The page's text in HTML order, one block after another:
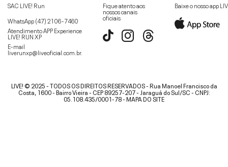
SAC LIVE! Run
WhatsApp(47) 2106-7460
Atendimento APP Experience
LIVE! RUN XP
E-mail
liverunxp@liveoficial.com.br.
Fique atento aos
nossos canais
oficiais
Baixe o nosso app
LIVE! © 2025 - TODOS OS DIREITOS RESERVADOS - Rua Manoel Francisco da
Costa, 1600 - Bairro Vieira - CEP 89257-207 - Jaraguá do Sul/SC - CNPJ:
05.108.435/0001-78 -MAPA DO SITE